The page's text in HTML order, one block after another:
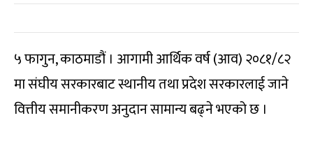
५ फागुन, काठमाडौं । आगामी आर्थिक वर्ष (आव) २०८१/८२
मा संघीय सरकारबाट स्थानीय तथा प्रदेश सरकारलाई जाने
वित्तीय समानीकरण अनुदान सामान्य बढ्ने भएको छ ।